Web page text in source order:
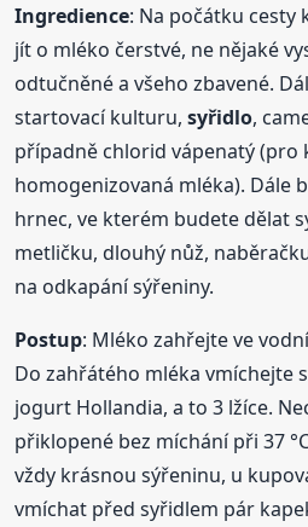
Ingredience: Na počátku cesty
jít o mléko čerstvé, ne nějaké
odtučněné a všeho zbavené.
startovací kulturu,syřidlo,
případně chlorid vápenatý (pro
homogenizovaná mléka). Dále
hrnec, ve kterém budete dělat
metličku, dlouhý nůž,
na odkapání sýřeniny.
Postup: Mléko zahřejte ve
Do zahřátého mléka vmíchejte
jogurt Hollandia, a to 3 lžíce.
přiklopené bez míchání při 37
vždy krásnou sýřeninu, u
vmíchat před syřidlem pár